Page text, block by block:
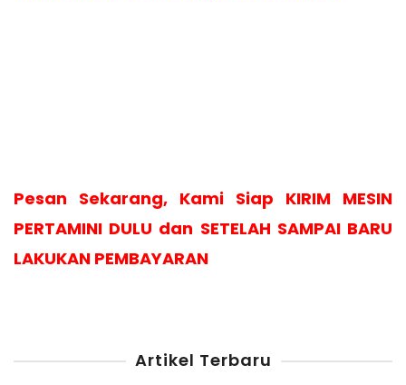
Pesan Sekarang, Kami Siap KIRIM MESIN
PERTAMINI DULU dan SETELAH SAMPAI BARU
LAKUKAN PEMBAYARAN
Artikel Terbaru